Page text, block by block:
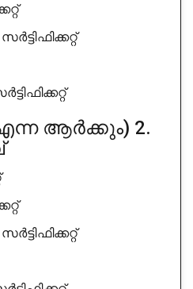
Enterprises
: 11 years
4/5
ആർക്കും) 2.